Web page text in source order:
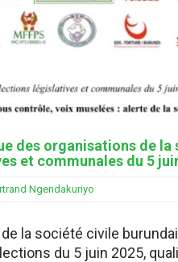
des organisations de
et communales du 5
Ngendakuriyo
la société civile
du 5 juin 2025,